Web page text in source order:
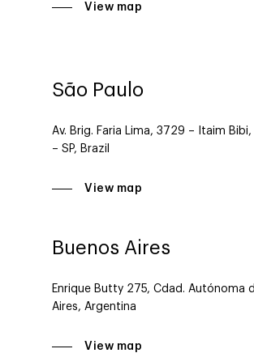
View map
São Paulo
Av. Brig. Faria Lima, 3729 – Itaim Bibi,
– SP, Brazil
View map
Buenos Aires
Enrique Butty 275, Cdad. Autónoma
Aires, Argentina
View map